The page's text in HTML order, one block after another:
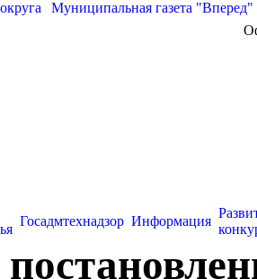
Муниципальная газета "Вперед"
Госадмтехнадзор Информация